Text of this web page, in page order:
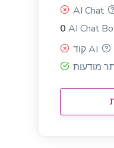
Creating ads with
entice people to
AI Chat
0 AI Chat
קוד AI
מודעות